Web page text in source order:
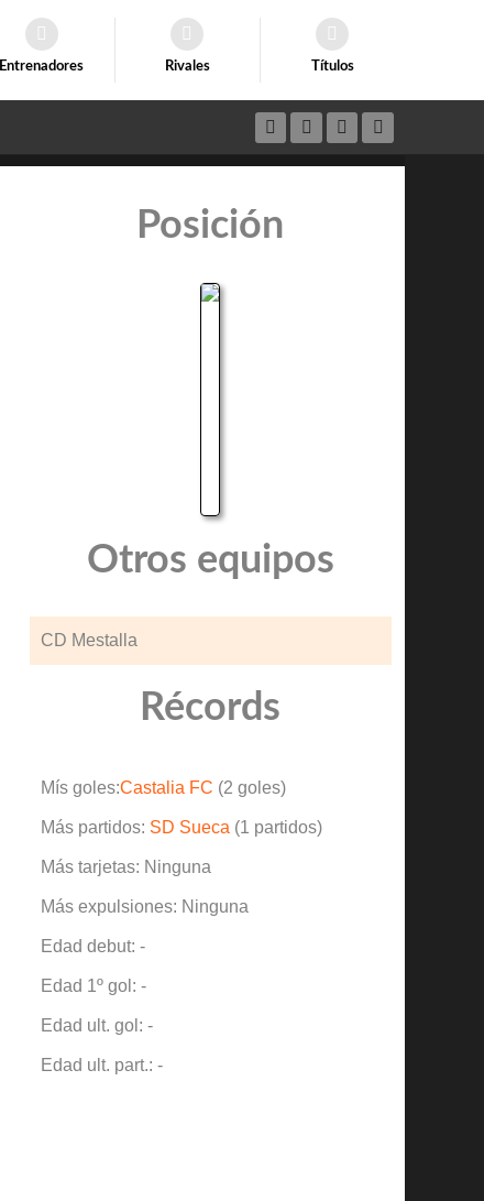
Entrenadores Rivales Títulos
Posición
Otros equipos
CD Mestalla
Récords
Mís goles:Castalia FC (2 goles)
Más partidos: SD Sueca (1 partidos)
Más tarjetas: Ninguna
Más expulsiones: Ninguna
Edad debut: -
Edad 1º gol: -
Edad ult. gol: -
Edad ult. part.: -